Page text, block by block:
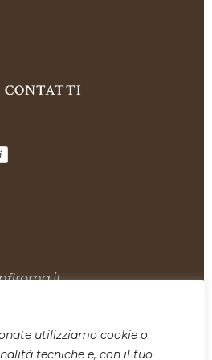
utilizziamo cookie o
tecniche e, con il tuo
CONTATTI
12, 00059 Tolfa